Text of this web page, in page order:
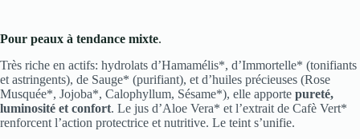
Pour peaux à tendance mixte.
Très riche en actifs: hydrolats d’Hamamélis*, d’Immortelle* (tonifiants
et astringents), de Sauge* (purifiant), et d’huiles précieuses (Rose
Musquée*, Jojoba*, Calophyllum, Sésame*), elle apporte pureté,
luminosité et confort. Le jus d’Aloe Vera* et l’extrait de Cafè Vert*
renforcent l’action protectrice et nutritive. Le teint s’unifie.